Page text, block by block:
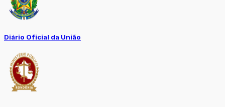
Diário Oficial da União